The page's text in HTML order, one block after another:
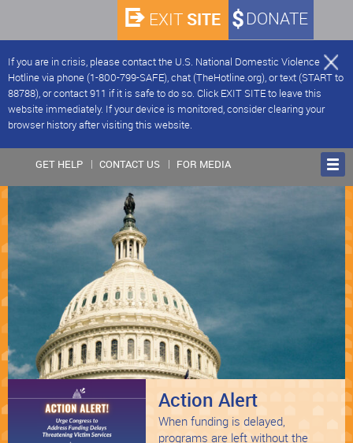
If you are in crisis, please contact the U.S. National Domestic Violence
Hotline via phone (1-800-799-SAFE), chat (TheHotline.org), or text (START to
88788), or contact 911 if it is safe to do so. Click EXIT SITE to leave this
website immediately. If your device is monitored, consider clearing your
browser history after visiting this website.
DONATE
EXIT SITE
GET HELP CONTACT US FOR MEDIA
Action Alert
When funding is delayed,
programs are left without the